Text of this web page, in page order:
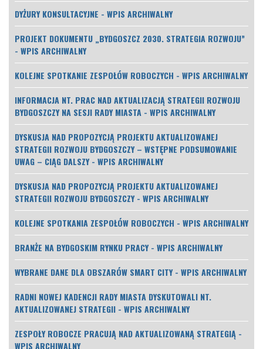
DYŻURY KONSULTACYJNE - WPIS ARCHIWALNY
PROJEKT DOKUMENTU „BYDGOSZCZ 2030. STRATEGIA ROZWOJU”
- WPIS ARCHIWALNY
KOLEJNE SPOTKANIE ZESPOŁÓW ROBOCZYCH - WPIS ARCHIWALNY
INFORMACJA NT. PRAC NAD AKTUALIZACJĄ STRATEGII ROZWOJU
BYDGOSZCZY NA SESJI RADY MIASTA - WPIS ARCHIWALNY
DYSKUSJA NAD PROPOZYCJĄ PROJEKTU AKTUALIZOWANEJ
STRATEGII ROZWOJU BYDGOSZCZY – WSTĘPNE PODSUMOWANIE
UWAG – CIĄG DALSZY - WPIS ARCHIWALNY
DYSKUSJA NAD PROPOZYCJĄ PROJEKTU AKTUALIZOWANEJ
STRATEGII ROZWOJU BYDGOSZCZY - WPIS ARCHIWALNY
KOLEJNE SPOTKANIA ZESPOŁÓW ROBOCZYCH - WPIS ARCHIWALNY
BRANŻE NA BYDGOSKIM RYNKU PRACY - WPIS ARCHIWALNY
WYBRANE DANE DLA OBSZARÓW SMART CITY - WPIS ARCHIWALNY
RADNI NOWEJ KADENCJI RADY MIASTA DYSKUTOWALI NT.
AKTUALIZOWANEJ STRATEGII - WPIS ARCHIWALNY
ZESPOŁY ROBOCZE PRACUJĄ NAD AKTUALIZOWANĄ STRATEGIĄ -
WPIS ARCHIWALNY